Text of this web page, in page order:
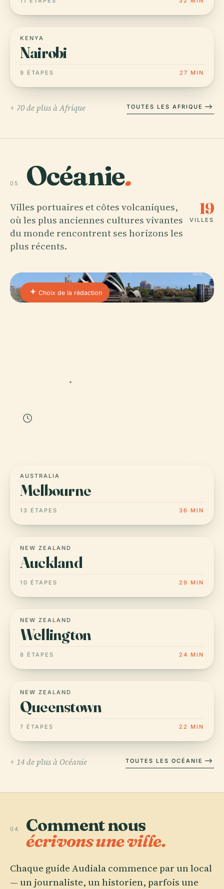
KENYA
Nairobi
9 ÉTAPES 27 MIN
+ 70 de plus à Afrique TOUTES LES AFRIQUE
05 Océanie.
Villes portuaires et côtes volcaniques,
où les plus anciennes cultures vivantes
du monde rencontrent ses horizons les
plus récents.
19
VILLES
Choix de la rédaction
AUSTRALIA
Melbourne
13 ÉTAPES 36 MIN
NEW ZEALAND
Auckland
10 ÉTAPES 29 MIN
NEW ZEALAND
Wellington
8 ÉTAPES 24 MIN
NEW ZEALAND
Queenstown
7 ÉTAPES 22 MIN
+ 14 de plus à Océanie TOUTES LES OCÉANIE
04 Comment nous
écrivons une ville.
Chaque guide Audiala commence par un local
— un journaliste, un historien, parfois une